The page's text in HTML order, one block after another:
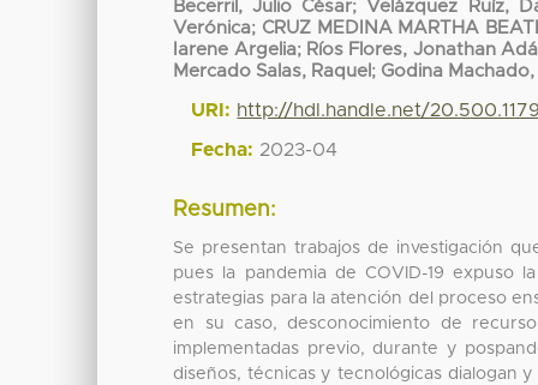
Becerril, Julio César; Velázquez Ruíz,
Verónica; CRUZ MEDINA MARTHA
Iarene Argelia; Ríos Flores, Jonathan
Mercado Salas, Raquel ; Godina
URI: http://hdl.handle.net/
Fecha: 2023-04
Resumen:
Se presentan trabajos de investigación
pues la pandemia de COVID-19 expuso
estrategias para la atención del proceso
en su caso, desconocimiento de
implementadas previo, durante y
diseños, técnicas y tecnológicas dialogan